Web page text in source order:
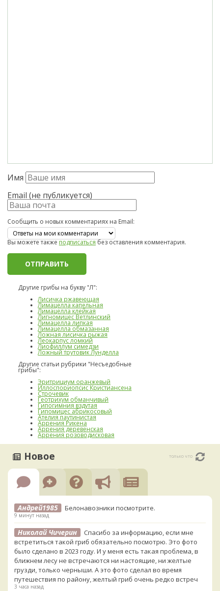
Имя
Email (не публикуется)
Сообщить о новых комментариях на Email:
Вы можете такжеподписатьсябез оставления комментария.
Другие грибы на букву "Л":
Лисичка ржавеющая
Лимацелла капельная
Лимацелла клейкая
Лигномицес Ветлинский
Лимацелла липкая
Лимацелла обмазанная
Ложная лисичка рыжая
Леокарпус ломкий
Лиофиллум симедзи
Ложный трутовик Лунделла
Другие статьи рубрики "Несъедобные
грибы":
Эритрициум оранжевый
Иллоспориопсис Кристиансена
Строчевик
Геотрихум обманчивый
Гипогимния вздутая
Гипомицес абрикосовый
Ателия паутинистая
Аррения Рикена
Аррения деревенская
Аррения розоводисковая
Новое только что
Андрей1985 Белонавозники посмотрите.
9 минут назад
Николай Чичерин
Спасибо за информацию, если мне
встретиться такой гриб обязательно посмотрю. Это фото
было сделано в 2023 году. И у меня есть такая проблема, в
ближнем лесу не встречаются ни настоящие, ни желтые
грузди, только черныши. А это фото сделал во время
путешествия по району, желтый гриб очень редко встреч
3 часа назад